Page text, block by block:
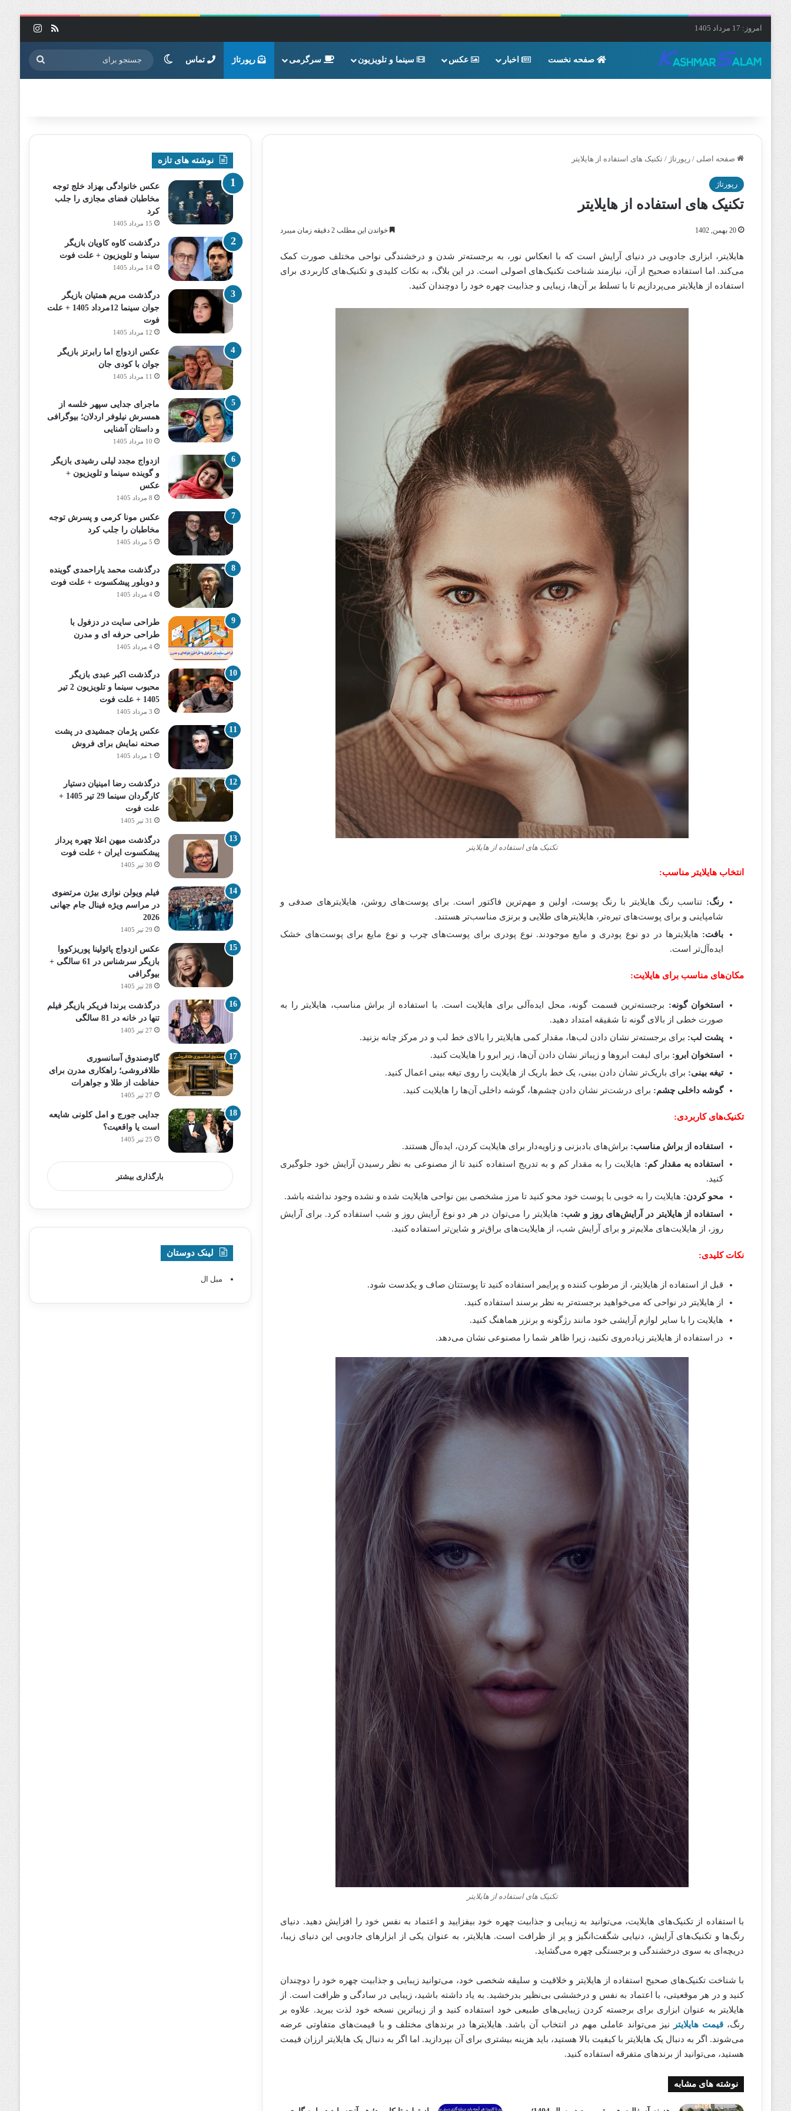
امروز: 17 مرداد 1405 خوراک
صفحه نخست اخبار عکس سینما و تلویزیون سرگرمی رپورتاژ تماس تغییر پوسته جستجو
برای
صفحه اصلی / رپورتاژ / تکنیک های استفاده از هایلایتر
رپورتاژ
تکنیک های استفاده از هایلایتر
20 بهمن, 1402 خواندن این مطلب 2 دقیقه زمان میبرد
هایلایتر، ابزاری جادویی در دنیای آرایش است که با انعکاس نور، به برجسته‌تر شدن و درخشندگی نواحی مختلف صورت کمک
می‌کند. اما استفاده صحیح از آن، نیازمند شناخت تکنیک‌های اصولی است. در این بلاگ، به نکات کلیدی و تکنیک‌های کاربردی برای
استفاده از هایلایتر می‌پردازیم تا با تسلط بر آن‌ها، زیبایی و جذابیت چهره خود را دوچندان کنید.
تکنیک های استفاده از هایلایتر
انتخاب هایلایتر مناسب:
رنگ: تناسب رنگ هایلایتر با رنگ پوست، اولین و مهم‌ترین فاکتور است. برای پوست‌های روشن، هایلایترهای صدفی و
شامپاینی و برای پوست‌های تیره‌تر، هایلایترهای طلایی و برنزی مناسب‌تر هستند.
بافت: هایلایترها در دو نوع پودری و مایع موجودند. نوع پودری برای پوست‌های چرب و نوع مایع برای پوست‌های خشک
ایده‌آل‌تر است.
مکان‌های مناسب برای هایلایت:
استخوان گونه: برجسته‌ترین قسمت گونه، محل ایده‌آلی برای هایلایت است. با استفاده از براش مناسب، هایلایتر را به
صورت خطی از بالای گونه تا شقیقه امتداد دهید.
پشت لب: برای برجسته‌تر نشان دادن لب‌ها، مقدار کمی هایلایتر را بالای خط لب و در مرکز چانه بزنید.
استخوان ابرو: برای لیفت ابروها و زیباتر نشان دادن آن‌ها، زیر ابرو را هایلایت کنید.
تیغه بینی: برای باریک‌تر نشان دادن بینی، یک خط باریک از هایلایت را روی تیغه بینی اعمال کنید.
گوشه داخلی چشم: برای درشت‌تر نشان دادن چشم‌ها، گوشه داخلی آن‌ها را هایلایت کنید.
تکنیک‌های کاربردی:
استفاده از براش مناسب: براش‌های بادبزنی و زاویه‌دار برای هایلایت کردن، ایده‌آل هستند.
استفاده به مقدار کم: هایلایت را به مقدار کم و به تدریج استفاده کنید تا از مصنوعی به نظر رسیدن آرایش خود جلوگیری
کنید.
محو کردن: هایلایت را به خوبی با پوست خود محو کنید تا مرز مشخصی بین نواحی هایلایت شده و نشده وجود نداشته باشد.
استفاده از هایلایتر در آرایش‌های روز و شب: هایلایتر را می‌توان در هر دو نوع آرایش روز و شب استفاده کرد. برای آرایش
روز، از هایلایت‌های ملایم‌تر و برای آرایش شب، از هایلایت‌های براق‌تر و شاین‌تر استفاده کنید.
نکات کلیدی:
قبل از استفاده از هایلایتر، از مرطوب کننده و پرایمر استفاده کنید تا پوستتان صاف و یکدست شود.
از هایلایتر در نواحی که می‌خواهید برجسته‌تر به نظر برسند استفاده کنید.
هایلایت را با سایر لوازم آرایشی خود مانند رژگونه و برنزر هماهنگ کنید.
در استفاده از هایلایتر زیاده‌روی نکنید، زیرا ظاهر شما را مصنوعی نشان می‌دهد.
تکنیک های استفاده از هایلایتر
با استفاده از تکنیک‌های هایلایت، می‌توانید به زیبایی و جذابیت چهره خود بیفزایید و اعتماد به نفس خود را افزایش دهید. دنیای
رنگ‌ها و تکنیک‌های آرایش، دنیایی شگفت‌انگیز و پر از ظرافت است. هایلایتر، به عنوان یکی از ابزارهای جادویی این دنیای زیبا،
دریچه‌ای به سوی درخشندگی و برجستگی چهره می‌گشاید.
با شناخت تکنیک‌های صحیح استفاده از هایلایتر و خلاقیت و سلیقه شخصی خود، می‌توانید زیبایی و جذابیت چهره خود را دوچندان
کنید و در هر موقعیتی، با اعتماد به نفس و درخششی بی‌نظیر بدرخشید. به یاد داشته باشید، زیبایی در سادگی و ظرافت است. از
هایلایتر به عنوان ابزاری برای برجسته کردن زیبایی‌های طبیعی خود استفاده کنید و از زیباترین نسخه خود لذت ببرید. علاوه بر
رنگ، قیمت هایلایتر
نیز می‌تواند عاملی مهم در انتخاب آن باشد. هایلایترها در برندهای مختلف و با قیمت‌های متفاوتی عرضه
می‌شوند. اگر به دنبال یک هایلایتر با کیفیت بالا هستید، باید هزینه بیشتری برای آن بپردازید. اما اگر به دنبال یک هایلایتر ارزان قیمت
هستید، می‌توانید از برندهای متفرقه استفاده کنید.
نوشته های مشابه
نوشته های تازه
عکس خانوادگی بهزاد خلج توجه
مخاطبان فضای مجازی را جلب
کرد
15 مرداد 1405
درگذشت کاوه کاویان بازیگر
سینما و تلویزیون + علت فوت
14 مرداد 1405
درگذشت مریم همتیان بازیگر
جوان سینما 12مرداد 1405 + علت
فوت
12 مرداد 1405
عکس ازدواج اما رابرتز بازیگر
جوان با کودی جان
11 مرداد 1405
ماجرای جدایی سپهر خلسه از
همسرش نیلوفر اردلان؛ بیوگرافی
و داستان آشنایی
10 مرداد 1405
ازدواج مجدد لیلی رشیدی بازیگر
و گوینده سینما و تلویزیون +
عکس
8 مرداد 1405
عکس مونا کرمی و پسرش توجه
مخاطبان را جلب کرد
5 مرداد 1405
درگذشت محمد یاراحمدی گوینده
و دوبلور پیشکسوت + علت فوت
4 مرداد 1405
طراحی سایت در دزفول با
طراحی حرفه‌ ای و مدرن
4 مرداد 1405
درگذشت اکبر عبدی بازیگر
محبوب سینما و تلویزیون 2 تیر
1405 + علت فوت
3 مرداد 1405
عکس پژمان جمشیدی در پشت
صحنه نمایش برای فروش
1 مرداد 1405
درگذشت رضا امینیان دستیار
کارگردان سینما 29 تیر 1405 +
علت فوت
31 تیر 1405
درگذشت میهن اعلا چهره پرداز
پیشکسوت ایران + علت فوت
30 تیر 1405
فیلم ویولن نوازی بیژن مرتضوی
در مراسم ویژه فینال جام جهانی
2026
29 تیر 1405
عکس ازدواج پائولینا پوریزکووا
بازیگر سرشناس در 61 سالگی +
بیوگرافی
28 تیر 1405
درگذشت برندا فریکر بازیگر فیلم
تنها در خانه در 81 سالگی
27 تیر 1405
گاوصندوق آسانسوری
طلافروشی؛ راهکاری مدرن برای
حفاظت از طلا و جواهرات
27 تیر 1405
جدایی جورج و امل کلونی شایعه
است یا واقعیت؟
25 تیر 1405
بارگذاری بیشتر
لینک دوستان
مبل ال